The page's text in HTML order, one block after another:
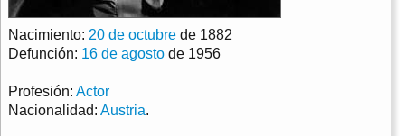
Nacimiento: 20 de octubre de 1882
Defunción: 16 de agosto de 1956
Profesión: Actor
Nacionalidad: Austria.